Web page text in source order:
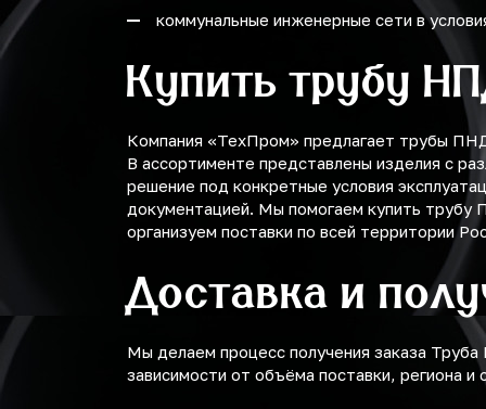
коммунальные инженерные сети в
Купить трубу
Компания «ТехПром» предлагает трубы
В ассортименте представлены изделия с
решение под конкретные условия
документацией. Мы помогаем купить
организуем поставки по всей территории
Доставка и
Мы делаем процесс получения заказа
зависимости от объёма поставки, региона и